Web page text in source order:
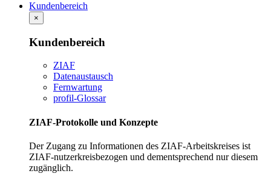
Kundenbereich
×
Kundenbereich
ZIAF
Datenaustausch
Fernwartung
profil-Glossar
ZIAF-Protokolle und Konzepte
Der Zugang zu Informationen des ZIAF-Arbeitskreises ist
ZIAF-nutzerkreisbezogen und dementsprechend nur diesem
zugänglich.